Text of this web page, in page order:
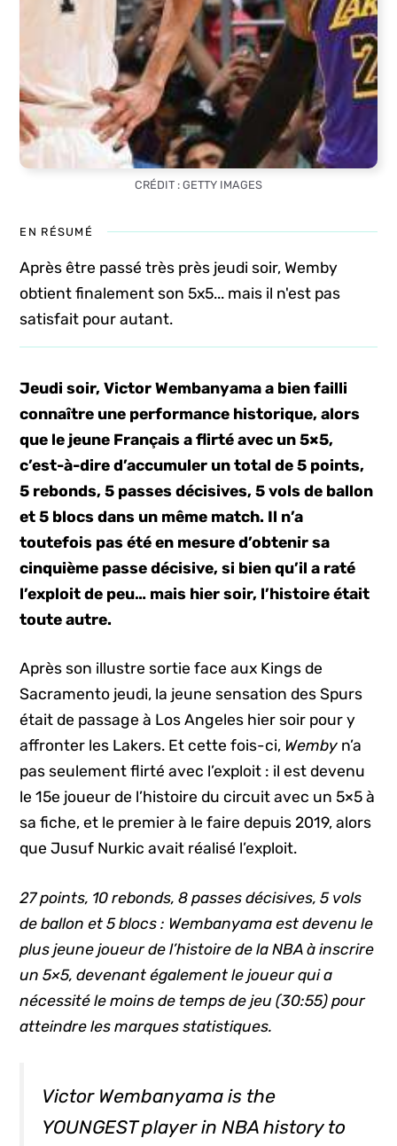
CRÉDIT : GETTY IMAGES
EN RÉSUMÉ
Après être passé très près jeudi soir, Wemby
obtient finalement son 5x5... mais il n'est pas
satisfait pour autant.
Jeudi soir, Victor Wembanyama a bien failli
connaître une performance historique, alors
que le jeune Français a flirté avec un 5×5,
c’est-à-dire d’accumuler un total de 5 points,
5 rebonds, 5 passes décisives, 5 vols de ballon
et 5 blocs dans un même match. Il n’a
toutefois pas été en mesure d’obtenir sa
cinquième passe décisive, si bien qu’il a raté
l’exploit de peu… mais hier soir, l’histoire était
toute autre.
Après son illustre sortie face aux Kings de
Sacramento jeudi, la jeune sensation des Spurs
était de passage à Los Angeles hier soir pour y
affronter les Lakers. Et cette fois-ci, Wemby n’a
pas seulement flirté avec l’exploit : il est devenu
le 15e joueur de l’histoire du circuit avec un 5×5 à
sa fiche, et le premier à le faire depuis 2019, alors
que Jusuf Nurkic avait réalisé l’exploit.
27 points, 10 rebonds, 8 passes décisives, 5 vols
de ballon et 5 blocs : Wembanyama est devenu le
plus jeune joueur de l’histoire de la NBA à inscrire
un 5×5, devenant également le joueur qui a
nécessité le moins de temps de jeu (30:55) pour
atteindre les marques statistiques.
Victor Wembanyama is the
YOUNGEST player in NBA history to